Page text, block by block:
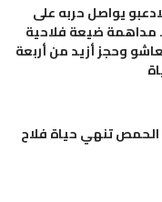
يواصل حربه على
مداهمة ضيعة فلاحية
وحجز أزيد من أربعة
الحمص تنهي حياة فلاح